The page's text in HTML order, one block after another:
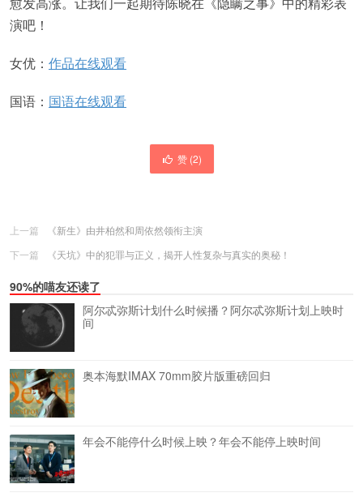
演吧！
女优： 作品在线观看
国语： 国语在线观看
赞 (2)
上一篇
《新生》由井柏然和周依然领衔主演
下一篇
《天坑》中的犯罪与正义，揭开人性复杂与真实的奥秘！
90%的喵友还读了
阿尔忒弥斯计划什么时候播？阿尔忒弥斯计划上映时
间
奥本海默IMAX 70mm胶片版重磅回归
年会不能停什么时候上映？年会不能停上映时间